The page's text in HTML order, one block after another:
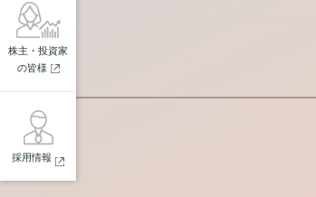
株主・投資家
の皆様
採用情報